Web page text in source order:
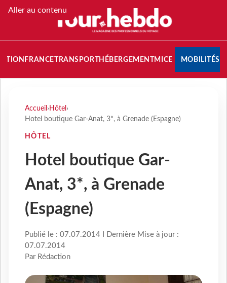
Aller au contenu
FRANCETRANSPORT HÉBERGEMENTMICE MOBILITÉS
Accueil › Hôtel ›
Hotel boutique Gar-Anat, 3*, à Grenade (Espagne)
HÔTEL
Hotel boutique Gar-
Anat, 3*, à Grenade
(Espagne)
Publié le : 07.07.2014 I Dernière Mise à jour :
07.07.2014
Par Rédaction